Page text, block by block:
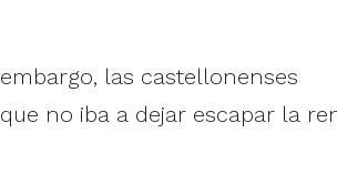
las castellonenses
no iba a dejar escapar la